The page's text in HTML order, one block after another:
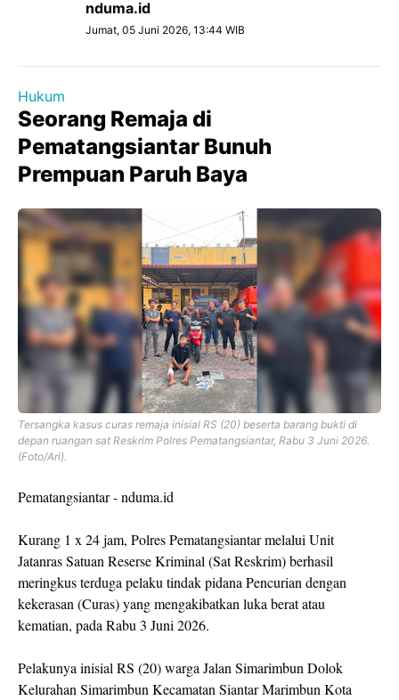
nduma.id
Jumat, 05 Juni 2026, 13:44 WIB
Hukum
Seorang Remaja di
Pematangsiantar Bunuh
Prempuan Paruh Baya
Tersangka kasus curas remaja inisial RS (20) beserta barang bukti di
depan ruangan sat Reskrim Polres Pematangsiantar, Rabu 3 Juni 2026.
(Foto/Ari).
Pematangsiantar - nduma.id
Kurang 1 x 24 jam, Polres Pematangsiantar melalui Unit
Jatanras Satuan Reserse Kriminal (Sat Reskrim) berhasil
meringkus terduga pelaku tindak pidana Pencurian dengan
kekerasan (Curas) yang mengakibatkan luka berat atau
kematian, pada Rabu 3 Juni 2026.
Pelakunya inisial RS (20) warga Jalan Simarimbun Dolok
Kelurahan Simarimbun Kecamatan Siantar Marimbun Kota